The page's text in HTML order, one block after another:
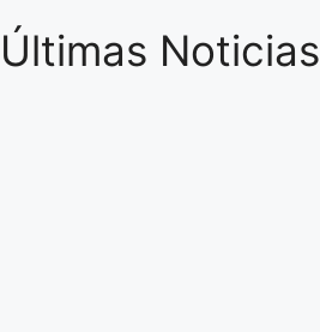
Últimas Noticias